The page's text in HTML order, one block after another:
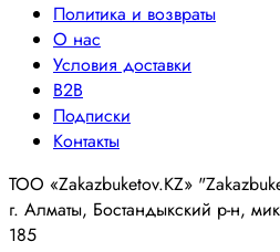
Политика и возвраты
О нас
Условия доставки
B2B
Подписки
Контакты
ТОО «Zakazbuketov.KZ»
г. Алматы, Бостандыкский р-н,
185